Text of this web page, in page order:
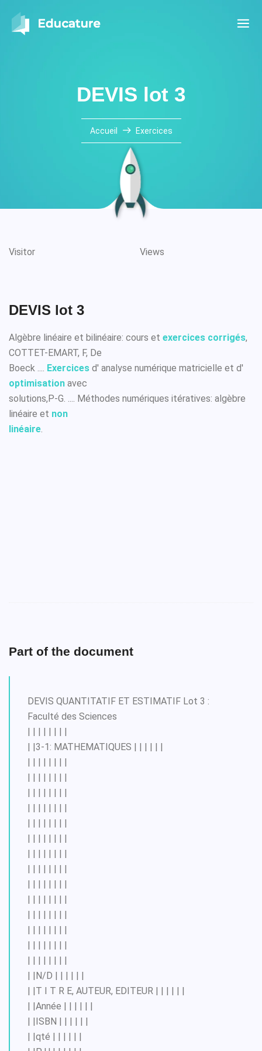
DEVIS lot 3
Accueil Exercices
Visitor Views
DEVIS lot 3
Algèbre linéaire et bilinéaire: cours et exercices corrigés,
COTTET-EMART, F, De
Boeck .... Exercices d' analyse numérique matricielle et d'
optimisation avec
solutions,P-G. .... Méthodes numériques itératives: algèbre
linéaire et non
linéaire.
Part of the document
DEVIS QUANTITATIF ET ESTIMATIF Lot 3 :
Faculté des Sciences
| | | | | | | |
| |3-1: MATHEMATIQUES | | | | | |
| | | | | | | |
| | | | | | | |
| | | | | | | |
| | | | | | | |
| | | | | | | |
| | | | | | | |
| | | | | | | |
| | | | | | | |
| | | | | | | |
| | | | | | | |
| | | | | | | |
| | | | | | | |
| | | | | | | |
| | | | | | | |
| |N/D | | | | | |
| |T I T R E, AUTEUR, EDITEUR | | | | | |
| |Année | | | | | |
| |ISBN | | | | | |
| |qté | | | | | |